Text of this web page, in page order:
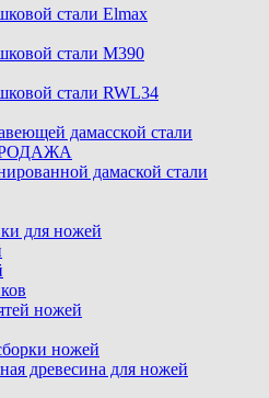
стали Elmax
стали M390
стали RWL34
дамасской стали
дамаской стали
для ножей
ножей
ножей
древесина для ножей